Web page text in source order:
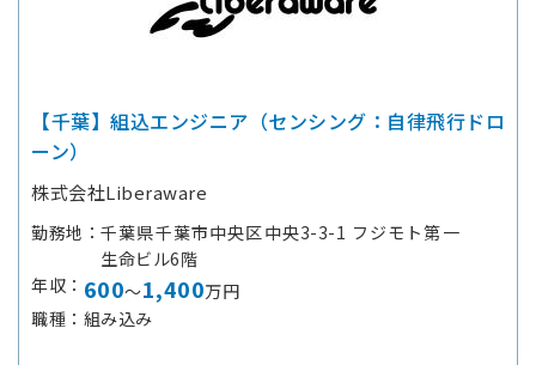
【千葉】組込エンジニア（センシング：自律飛行ドロ
ーン）
株式会社Liberaware
勤務地
千葉県千葉市中央区中央3-3-1 フジモト第一
生命ビル6階
年収
600～1,400万円
職種
組み込み